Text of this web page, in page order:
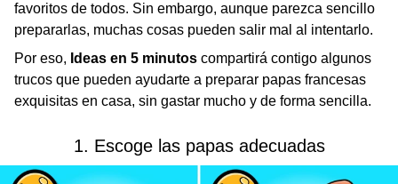
favoritos de todos. Sin embargo, aunque parezca sencillo
prepararlas, muchas cosas pueden salir mal al intentarlo.
Por eso, Ideas en 5 minutos compartirá contigo algunos
trucos que pueden ayudarte a preparar papas francesas
exquisitas en casa, sin gastar mucho y de forma sencilla.
1. Escoge las papas adecuadas